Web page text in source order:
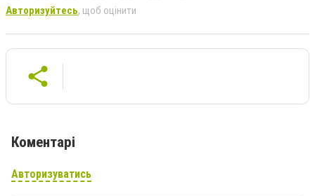
Авторизуйтесь, щоб оцінити
Коментарі
Авторизуватись